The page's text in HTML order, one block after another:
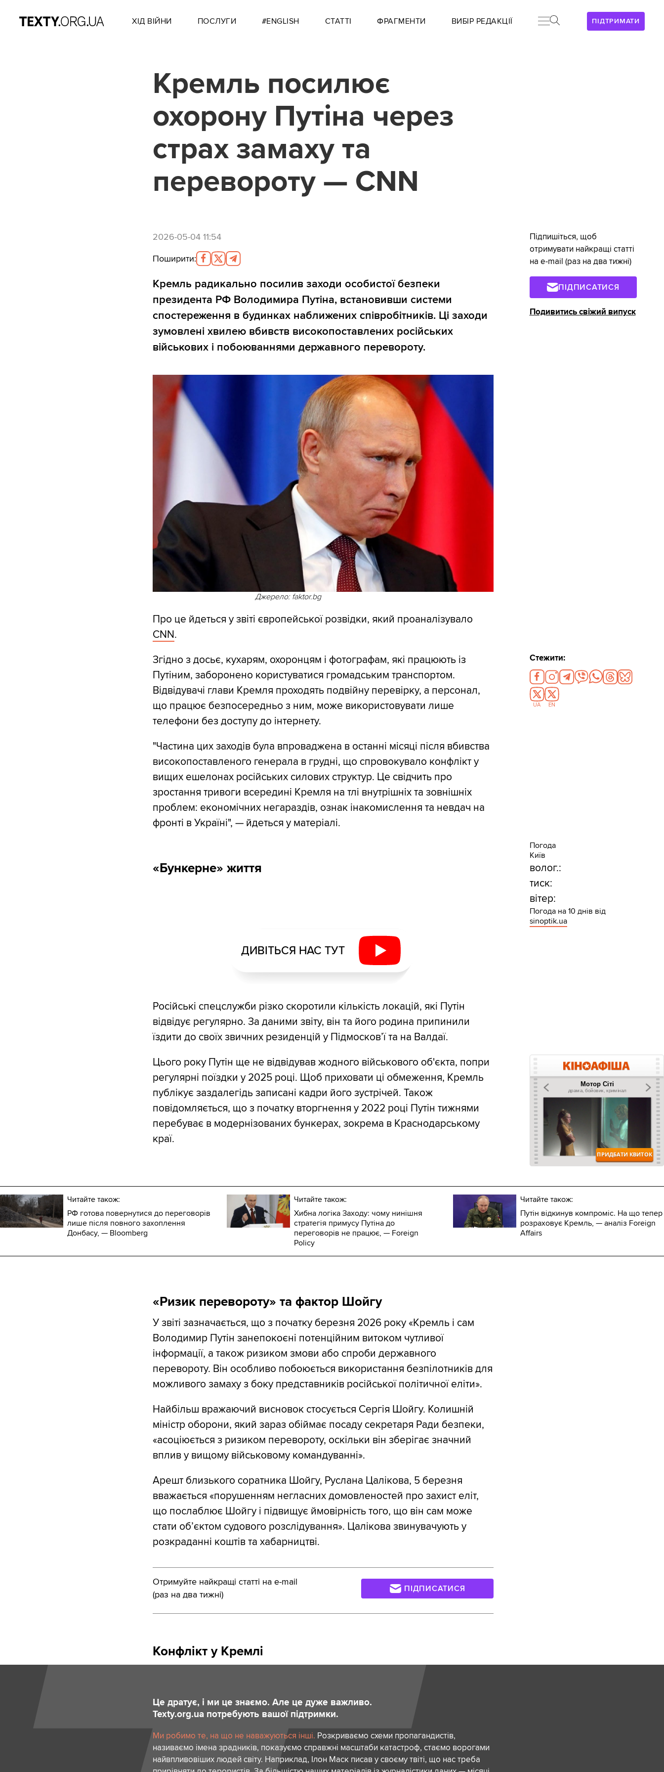
ПІДТРИМАТИ
ХІД ВІЙНИ ПОСЛУГИ #ENGLISH СТАТТІ ФРАГМЕНТИ ВИБІР РЕДАКЦІЇ
Кремль посилює
охорону Путіна через
страх замаху та
перевороту — CNN
2026-05-04 11:54
Поширити:
Кремль радикально посилив заходи особистої безпеки
президента РФ Володимира Путіна, встановивши системи
спостереження в будинках наближених співробітників. Ці заходи
зумовлені хвилею вбивств високопоставлених російських
військових і побоюваннями державного перевороту.
Джерело: faktor.bg
Про це йдеться у звіті європейської розвідки, який проаналізувало
CNN.
Згідно з досьє, кухарям, охоронцям і фотографам, які працюють із
Путіним, заборонено користуватися громадським транспортом.
Відвідувачі глави Кремля проходять подвійну перевірку, а персонал,
що працює безпосередньо з ним, може використовувати лише
телефони без доступу до інтернету.
"Частина цих заходів була впроваджена в останні місяці після вбивства
високопоставленого генерала в грудні, що спровокувало конфлікт у
вищих ешелонах російських силових структур. Це свідчить про
зростання тривоги всередині Кремля на тлі внутрішніх та зовнішніх
проблем: економічних негараздів, ознак інакомислення та невдач на
фронті в Україні", — йдеться у матеріалі.
«Бункерне» життя
ДИВІТЬСЯ НАС ТУТ
Російські спецслужби різко скоротили кількість локацій, які Путін
відвідує регулярно. За даними звіту, він та його родина припинили
їздити до своїх звичних резиденцій у Підмосков’ї та на Валдаї.
Цього року Путін ще не відвідував жодного військового об'єкта, попри
регулярні поїздки у 2025 році. Щоб приховати ці обмеження, Кремль
публікує заздалегідь записані кадри його зустрічей. Також
повідомляється, що з початку вторгнення у 2022 році Путін тижнями
перебуває в модернізованих бункерах, зокрема в Краснодарському
краї.
Читайте також:
РФ готова повернутися до переговорів
лише після повного захоплення
Донбасу, — Bloomberg
Читайте також:
Хибна логіка Заходу: чому нинішня
стратегія примусу Путіна до
переговорів не працює, — Foreign
Policy
Читайте також:
Путін відкинув компроміс. На що тепер
розраховує Кремль, — аналіз Foreign
Affairs
«Ризик перевороту» та фактор Шойгу
У звіті зазначається, що з початку березня 2026 року «Кремль і сам
Володимир Путін занепокоєні потенційним витоком чутливої
інформації, а також ризиком змови або спроби державного
перевороту. Він особливо побоюється використання безпілотників для
можливого замаху з боку представників російської політичної еліти».
Найбільш вражаючий висновок стосується Сергія Шойгу. Колишній
міністр оборони, який зараз обіймає посаду секретаря Ради безпеки,
«асоціюється з ризиком перевороту, оскільки він зберігає значний
вплив у вищому військовому командуванні».
Арешт близького соратника Шойгу, Руслана Цалікова, 5 березня
вважається «порушенням негласних домовленостей про захист еліт,
що послаблює Шойгу і підвищує ймовірність того, що він сам може
стати об’єктом судового розслідування». Цалікова звинувачують у
розкраданні коштів та хабарництві.
Отримуйте найкращі статті на e-mail
(раз на два тижні)
ПІДПИСАТИСЯ
Конфлікт у Кремлі
Це дратує, і ми це знаємо. Але це дуже важливо.
Texty.org.ua потребують вашої підтримки.
Ми робимо те, на що не наважуються інші. Розкриваємо схеми пропагандистів,
називаємо імена зрадників, показуємо справжні масштаби катастроф, стаємо ворогами
найвпливовіших людей світу. Наприклад, Ілон Маск писав у своєму твіті, що нас треба
Підпишіться, щоб
отримувати найкращі статті
на e-mail (раз на два тижні)
ПІДПИСАТИСЯ
Подивитись свіжий випуск
Стежити:
UA EN
Погода
Київ
волог.:
тиск:
вітер:
Погода на 10 днів від
sinoptik.ua